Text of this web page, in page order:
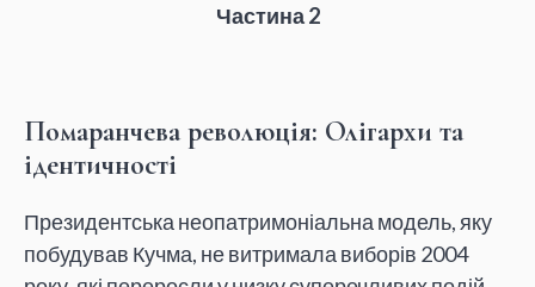
Частина 2
Помаранчева революція: Олігархи та
ідентичності
Президентська неопатримоніальна модель, яку
побудував Кучма, не витримала виборів 2004